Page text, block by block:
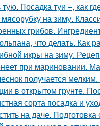
Посадка туи –, как
на зиму.
грибов.
что делать. Как
икры на зиму.
при мариновании.
получается
в открытом грунте.
сорта посадка и
на даче.